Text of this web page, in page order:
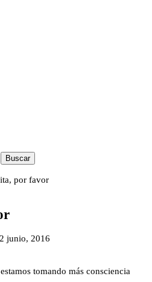
Buscar
por favor
junio, 2016
tomando más consciencia